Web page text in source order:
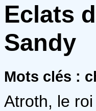
Eclats
Sandy
Mots clés :
Atroth, le